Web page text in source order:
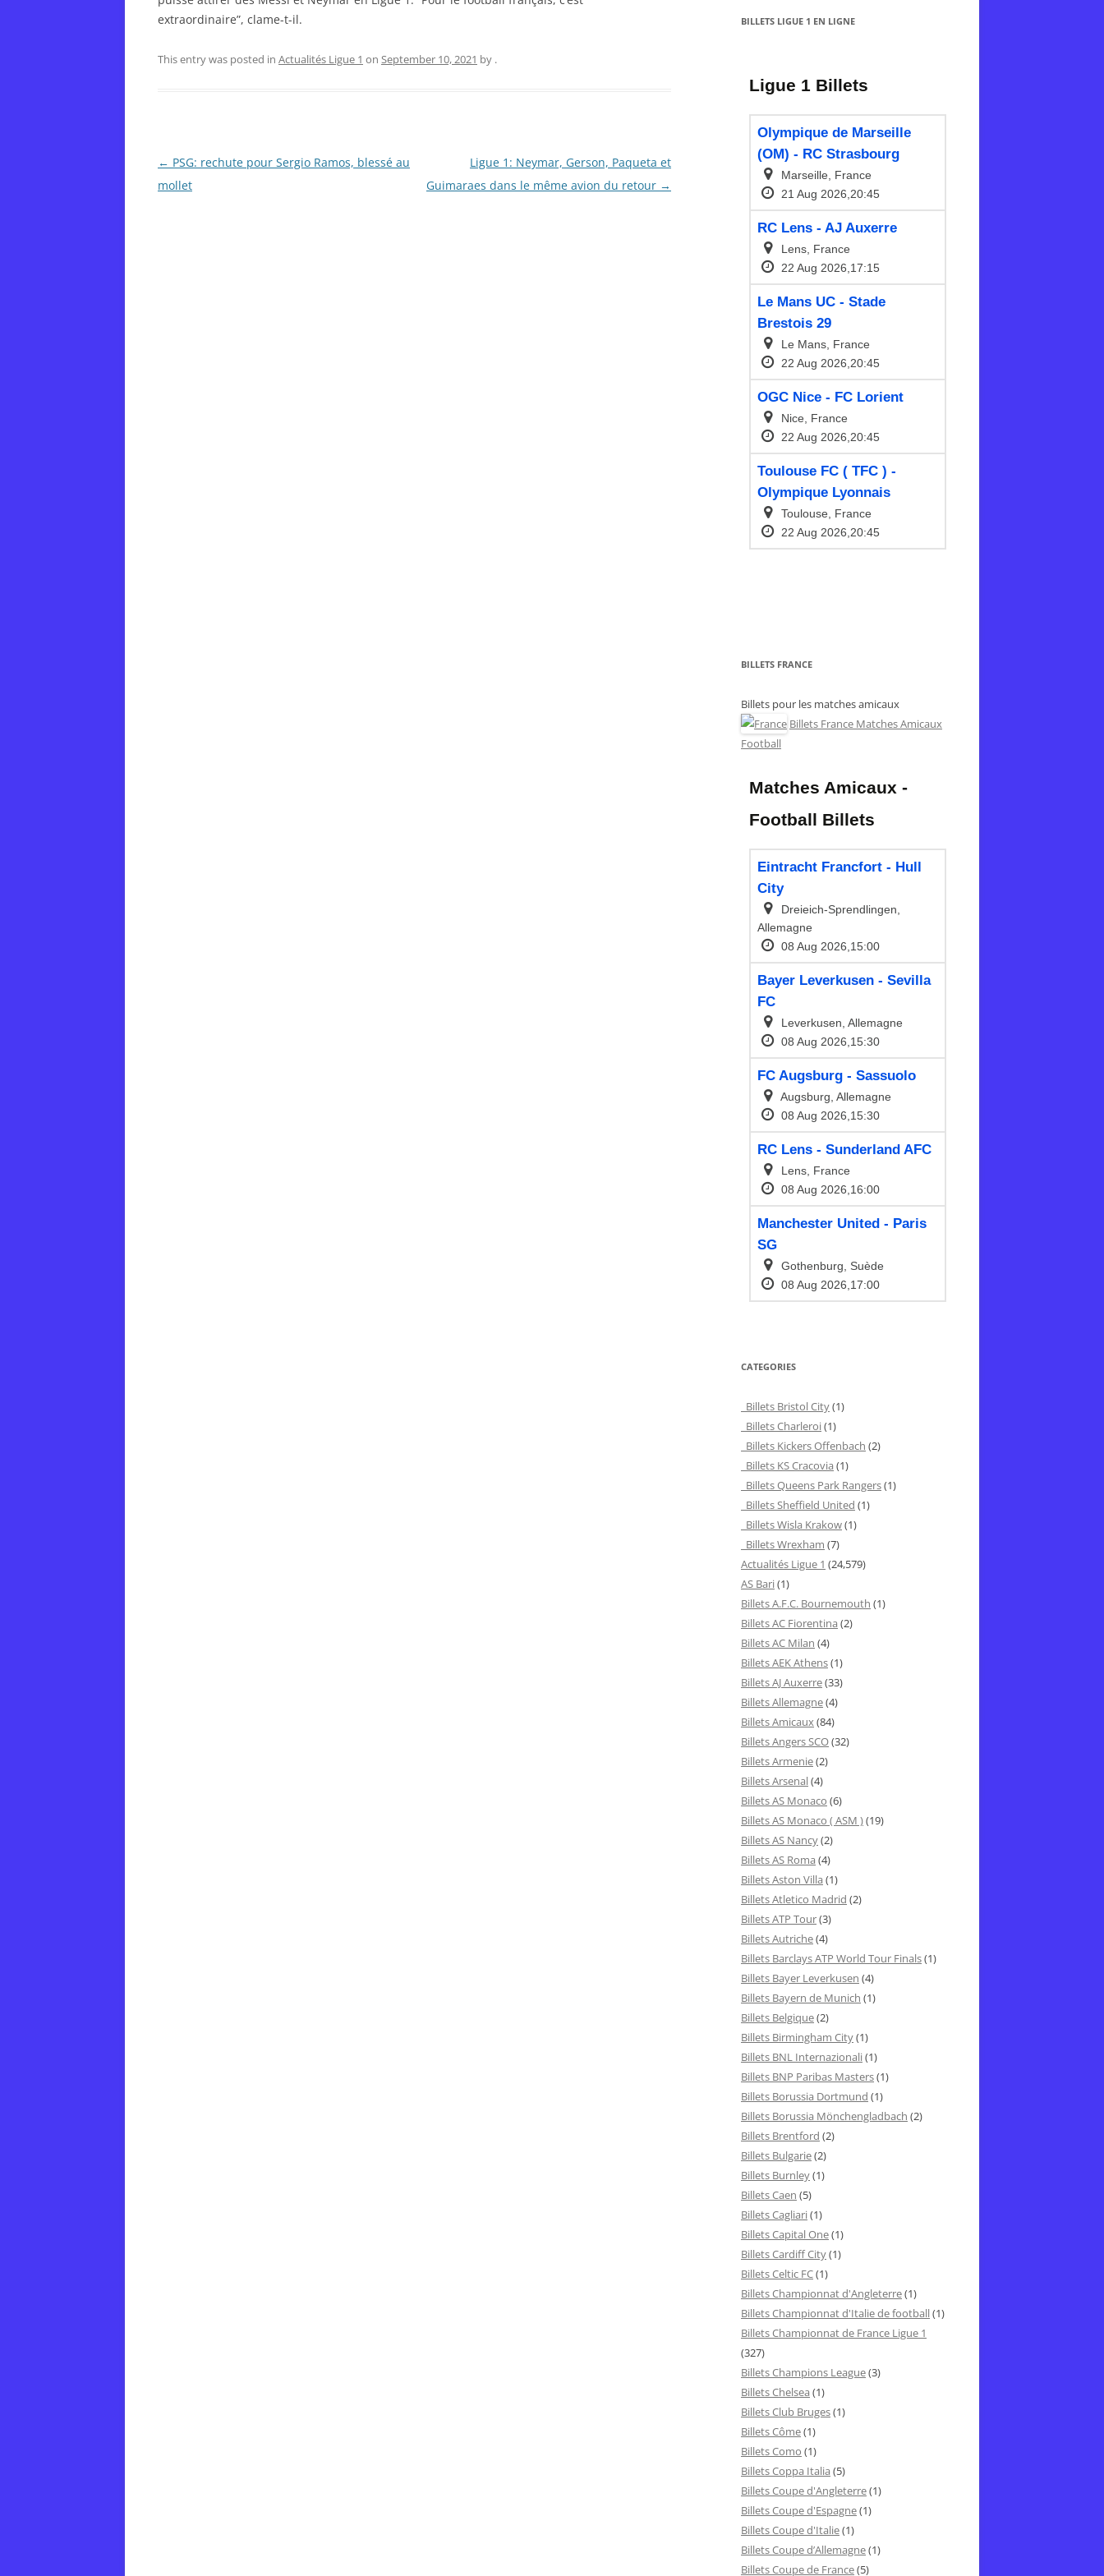
extraordinaire”, clame-t-il.
This entry was posted in Actualités Ligue 1 on September 10, 2021 by .
Post
navigation
← PSG: rechute pour Sergio Ramos, blessé au
mollet
Ligue 1: Neymar, Gerson, Paqueta et
Guimaraes dans le même avion du retour →
BILLETS LIGUE 1 EN LIGNE
BILLETS FRANCE
Billets pour les matches amicaux
Billets France Matches Amicaux
Football
CATEGORIES
Billets Bristol City(1)
Billets Charleroi(1)
Billets Kickers Offenbach (2)
Billets KS Cracovia (1)
Billets Queens Park Rangers(1)
Billets Sheffield United (1)
Billets Wisla Krakow(1)
Billets Wrexham (7)
Actualités Ligue 1 (24,579)
AS Bari(1)
Billets A.F.C. Bournemouth (1)
Billets AC Fiorentina (2)
Billets AC Milan (4)
Billets AEK Athens(1)
Billets AJ Auxerre(33)
Billets Allemagne(4)
Billets Amicaux(84)
Billets Angers SCO(32)
Billets Armenie(2)
Billets Arsenal(4)
Billets AS Monaco (6)
Billets AS Monaco ( ASM )(19)
Billets AS Nancy(2)
Billets AS Roma (4)
Billets Aston Villa (1)
Billets Atletico Madrid (2)
Billets ATP Tour(3)
Billets Autriche(4)
Billets Barclays ATP World Tour Finals(1)
Billets Bayer Leverkusen (4)
Billets Bayern de Munich (1)
Billets Belgique(2)
Billets Birmingham City(1)
Billets BNL Internazionali(1)
Billets BNP Paribas Masters(1)
Billets Borussia Dortmund (1)
Billets Borussia Mönchengladbach (2)
Billets Brentford (2)
Billets Bulgarie(2)
Billets Burnley(1)
Billets Caen (5)
Billets Cagliari(1)
Billets Capital One(1)
Billets Cardiff City(1)
Billets Celtic FC(1)
Billets Championnat d'Angleterre(1)
Billets Championnat d'Italie de football(1)
Billets Championnat de France Ligue 1
(327)
Billets Champions League(3)
Billets Chelsea (1)
Billets Club Bruges(1)
Billets Côme(1)
Billets Como (1)
Billets Coppa Italia (5)
Billets Coupe d'Angleterre(1)
Billets Coupe d'Espagne(1)
Billets Coupe d'Italie(1)
Billets Coupe d’Allemagne(1)
Billets Coupe de France(5)